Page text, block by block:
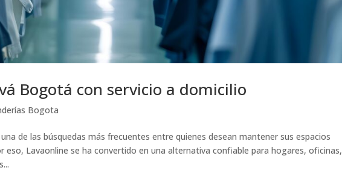
Bogotá con servicio a domicilio
Bogota
de las búsquedas más frecuentes entre quienes desean mantener sus espacios
eso, Lavaonline se ha convertido en una alternativa confiable para hogares, oficinas,